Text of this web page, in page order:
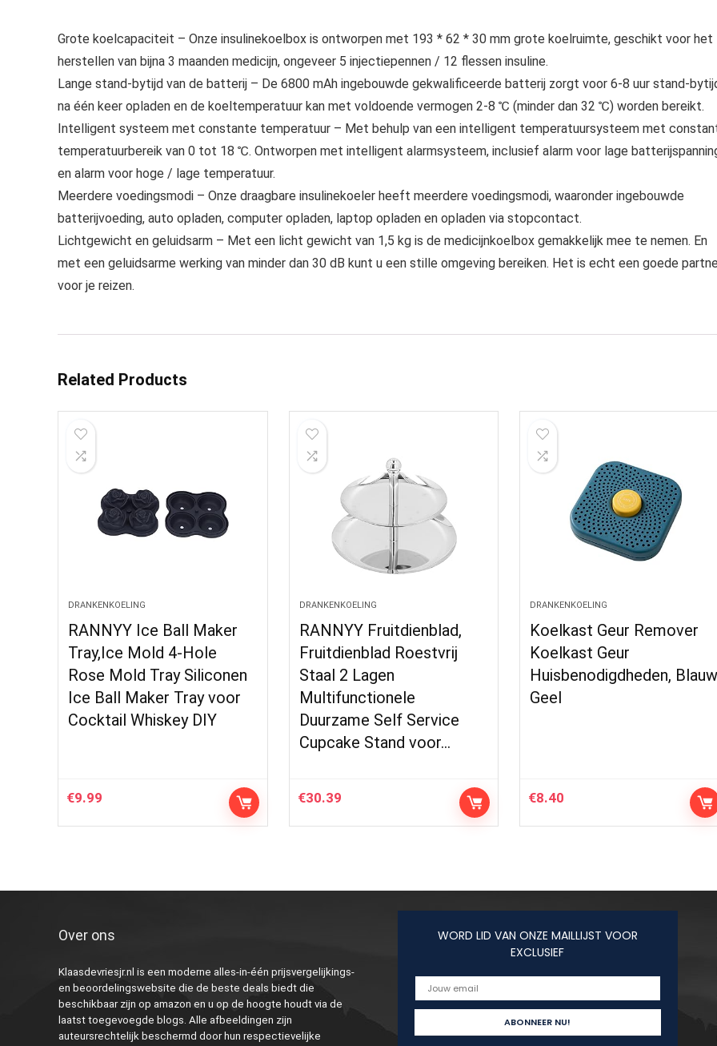
Grote koelcapaciteit – Onze insulinekoelbox is ontworpen met 193 * 62 * 30 mm grote koelruimte, geschikt voor het
herstellen van bijna 3 maanden medicijn, ongeveer 5 injectiepennen / 12 flessen insuline.
Lange stand-bytijd van de batterij – De 6800 mAh ingebouwde gekwalificeerde batterij zorgt voor 6-8 uur stand-
na één keer opladen en de koeltemperatuur kan met voldoende vermogen 2-8 ℃ (minder dan 32 ℃) worden bereikt.
Intelligent systeem met constante temperatuur – Met behulp van een intelligent temperatuursysteem met
temperatuurbereik van 0 tot 18 ℃. Ontworpen met intelligent alarmsysteem, inclusief alarm voor lage
en alarm voor hoge / lage temperatuur.
Meerdere voedingsmodi – Onze draagbare insulinekoeler heeft meerdere voedingsmodi, waaronder ingebouwde
batterijvoeding, auto opladen, computer opladen, laptop opladen en opladen via stopcontact.
Lichtgewicht en geluidsarm – Met een licht gewicht van 1,5 kg is de medicijnkoelbox gemakkelijk mee te nemen. En
met een geluidsarme werking van minder dan 30 dB kunt u een stille omgeving bereiken. Het is echt een goede
voor je reizen.
Related Products
DRANKENKOELING
RANNYY Ice Ball Maker
Tray,Ice Mold 4-Hole
Rose Mold Tray Siliconen
Ice Ball Maker Tray voor
Cocktail Whiskey DIY
€9.99
DRANKENKOELING
RANNYY Fruitdienblad,
Fruitdienblad Roestvrij
Staal 2 Lagen
Multifunctionele
Duurzame Self Service
Cupcake Stand voor…
€30.39
DRANKENKOELING
Koelkast Geur Remover
Koelkast Geur
Huisbenodigdheden, Blauw
Geel
€8.40
Over ons
Klaasdevriesjr.nl is een moderne alles-in-één prijsvergelijkings-
en beoordelingswebsite die de beste deals biedt die
beschikbaar zijn op amazon en u op de hoogte houdt via de
laatst toegevoegde blogs. Alle afbeeldingen zijn
auteursrechtelijk beschermd door hun respectievelijke
WORD LID VAN ONZE MAILLIJST VOOR
EXCLUSIEF